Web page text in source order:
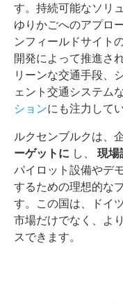
す。持続可能なソリ
ゆりかごへのアプロ
ンフィールドサイト
開発によって推進さ
リーンな交通手段、
ェント交通システム
ションにも注力して
ルクセンブルクは、
ーゲットに し、 現場
パイロット設備やデ
するための理想的な
す。この国は、ドイ
市場だけでなく、よ
スできます。